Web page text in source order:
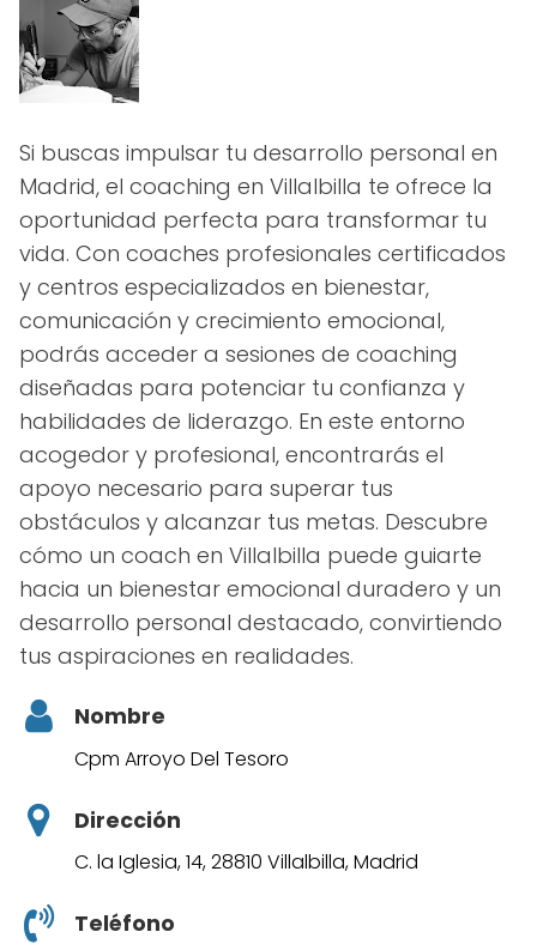
Si buscas impulsar tu desarrollo personal en
Madrid, el coaching en Villalbilla te ofrece la
oportunidad perfecta para transformar tu
vida. Con coaches profesionales certificados
y centros especializados en bienestar,
comunicación y crecimiento emocional,
podrás acceder a sesiones de coaching
diseñadas para potenciar tu confianza y
habilidades de liderazgo. En este entorno
acogedor y profesional, encontrarás el
apoyo necesario para superar tus
obstáculos y alcanzar tus metas. Descubre
cómo un coach en Villalbilla puede guiarte
hacia un bienestar emocional duradero y un
desarrollo personal destacado, convirtiendo
tus aspiraciones en realidades.
Nombre
Cpm Arroyo Del Tesoro
Dirección
C. la Iglesia, 14, 28810 Villalbilla, Madrid
Teléfono